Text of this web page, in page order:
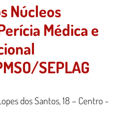
Núcleos
Médica e
SEPLAG
dos Santos, 18 – Centro -